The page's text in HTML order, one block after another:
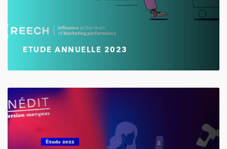
ETUDE ANNUELLE 2023